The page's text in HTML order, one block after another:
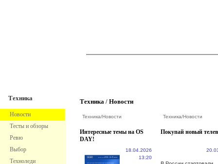
Техника
Новости
Тесты и обзоры
Ревю
Выбор
Техноледи
Техника / Новости
Техника/Новости
Интересные темы на OS
DAY!
18.04.2026
13:20
Техника/Новости
Покупай новый